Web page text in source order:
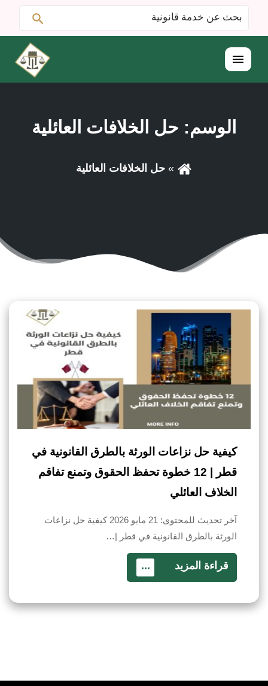
البحث
عن:
القائمة
الوسم: حل الخلافات العائلية
حل الخلافات العائلية
كيفية حل نزاعات الورثة بالطرق القانونية في
قطر | 12 خطوة تحفظ الحقوق وتمنع تفاقم
الخلاف العائلي
آخر تحديث للمحتوى: 21 مايو 2026 كيفية حل نزاعات
الورثة بالطرق القانونية في قطر |…
قراءة المزيد ...